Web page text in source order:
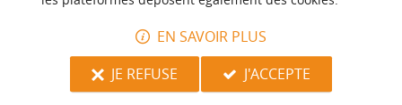
LE CLAUZEL
EN SAVOIR PLUS
JE REFUSE
J'ACCEPTE